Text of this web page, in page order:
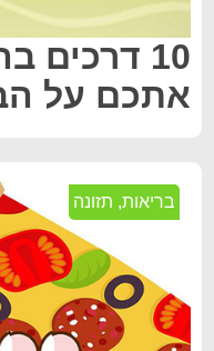
10 דרכים
אתכם על
בריאות, תזונה